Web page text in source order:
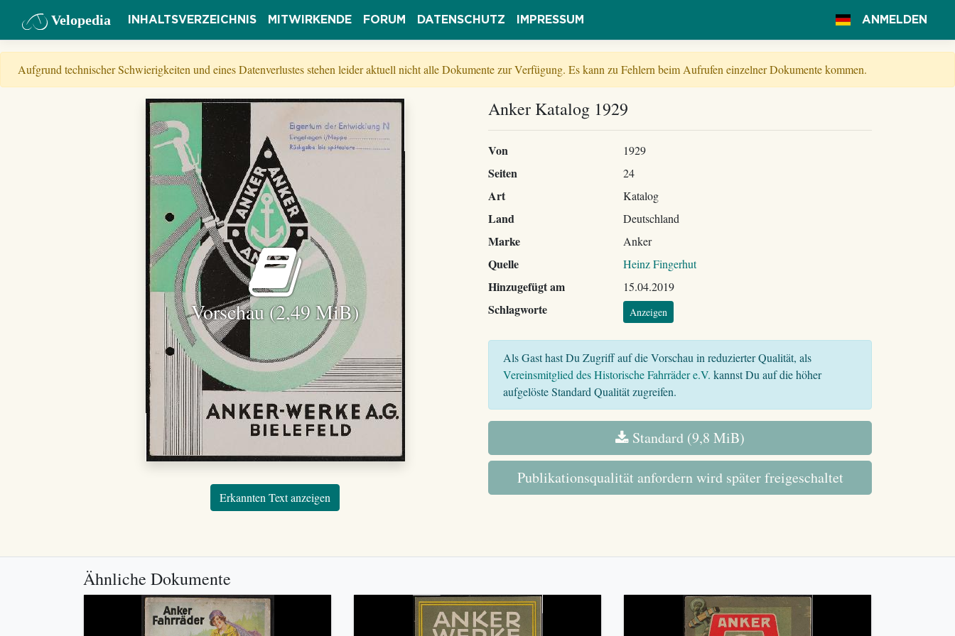
Velopedia INHALTSVERZEICHNIS MITWIRKENDE FORUM DATENSCHUTZ IMPRESSUM ANMELDEN
Aufgrund technischer Schwierigkeiten und eines Datenverlustes stehen leider aktuell nicht alle Dokumente zur Verfügung. Es kann zu Fehlern beim Aufrufen einzelner Dokumente kommen.
Vorschau (2,49 MiB)
Erkannten Text anzeigen
Anker Katalog 1929
Von 1929
Seiten 24
Art Katalog
Land Deutschland
Marke Anker
Quelle Heinz Fingerhut
Hinzugefügt am 15.04.2019
Schlagworte Anzeigen
Als Gast hast Du Zugriff auf die Vorschau in reduzierter Qualität, als
Vereinsmitglied des Historische Fahrräder e.V. kannst Du auf die höher
aufgelöste Standard Qualität zugreifen.
Standard (9,8 MiB)
Publikationsqualität anfordern wird später freigeschaltet
Ähnliche Dokumente